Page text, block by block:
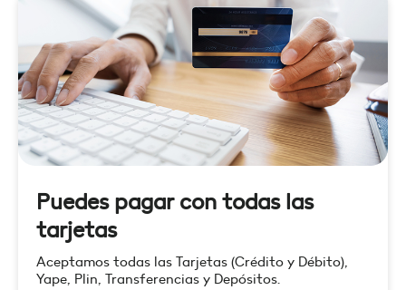
Puedes pagar con todas las
tarjetas
Aceptamos todas las Tarjetas (Crédito y Débito),
Yape, Plin, Transferencias y Depósitos.